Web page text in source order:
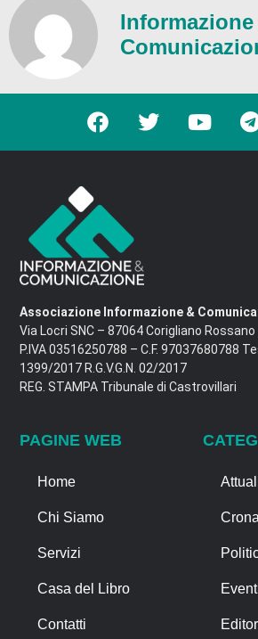
Informazione
Associazione Informazione &
Via Locri SNC – 87064 Corigliano Rossano
P.IVA 03516250788 – C.F. 97037680788
1399/2017 R.G.V.G.N. 02/2017
REG. STAMPA Tribunale di Castrovillari
PAGINE WEB
Home
Chi Siamo
Servizi
Casa del Libro
Contatti